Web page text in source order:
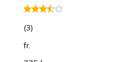
(3)
fr.